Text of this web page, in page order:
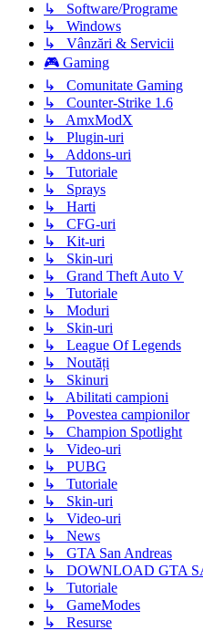
↳ Software/Programe
↳ Windows
↳ Vânzări & Servicii
🎮 Gaming
↳ Comunitate Gaming
↳ Counter-Strike 1.6
↳ AmxModX
↳ Plugin-uri
↳ Addons-uri
↳ Tutoriale
↳ Sprays
↳ Harti
↳ CFG-uri
↳ Kit-uri
↳ Skin-uri
↳ Grand Theft Auto V
↳ Tutoriale
↳ Moduri
↳ Skin-uri
↳ League Of Legends
↳ Noutăți
↳ Skinuri
↳ Abilitati campioni
↳ Povestea campionilor
↳ Champion Spotlight
↳ Video-uri
↳ PUBG
↳ Tutoriale
↳ Skin-uri
↳ Video-uri
↳ News
↳ GTA San Andreas
↳ DOWNLOAD GTA
↳ Tutoriale
↳ GameModes
↳ Resurse